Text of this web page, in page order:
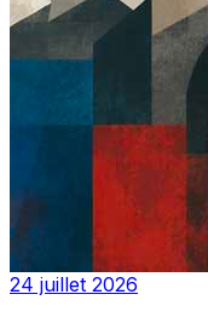
24 juillet 2026